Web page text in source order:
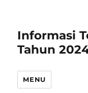
Informasi
Tahun
MENU